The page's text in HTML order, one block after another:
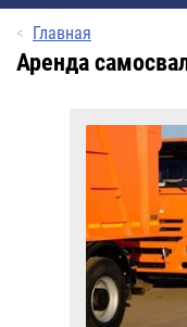
Главная
Аренда